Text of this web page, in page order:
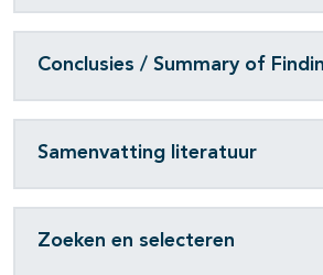
Conclusies / Summary of
Samenvatting literatuur
Zoeken en selecteren